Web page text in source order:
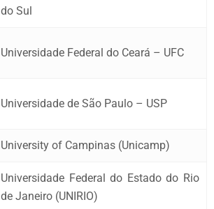
do Sul
Universidade Federal do Ceará – UFC
Universidade de São Paulo – USP
University of Campinas (Unicamp)
Universidade Federal do Estado do Rio
de Janeiro (UNIRIO)